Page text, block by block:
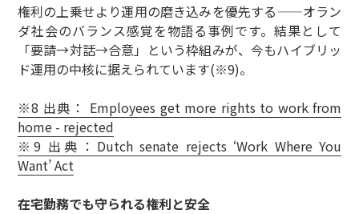
権利の上乗せより運用の磨き込みを優先する——オラン
ダ社会のバランス感覚を物語る事例です。結果として
「要請→対話→合意」という枠組みが、今もハイブリッ
ド運用の中核に据えられています(※9)。
※8 出典： Employees get more rights to work from
home - rejected
※9 出典：Dutch senate rejects ‘Work Where You
Want’ Act
在宅勤務でも守られる権利と安全